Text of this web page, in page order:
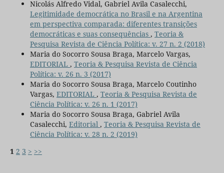
Nicolás Alfredo Vidal, Gabriel Avila Casalecchi,
Legitimidade democrática no Brasil e na Argentina
em perspectiva comparada: diferentes transições
democráticas e suas consequências , Teoria &
Pesquisa Revista de Ciência Política: v. 27 n. 2 (2018)
Maria do Socorro Sousa Braga, Marcelo Vargas,
EDITORIAL , Teoria & Pesquisa Revista de Ciência
Política: v. 26 n. 3 (2017)
Maria do Socorro Sousa Braga, Marcelo Coutinho
Vargas, EDITORIAL , Teoria & Pesquisa Revista de
Ciência Política: v. 26 n. 1 (2017)
Maria do Socorro Sousa Braga, Gabriel Avila
Casalecchi, Editorial , Teoria & Pesquisa Revista de
Ciência Política: v. 28 n. 2 (2019)
1 2 3 > >>